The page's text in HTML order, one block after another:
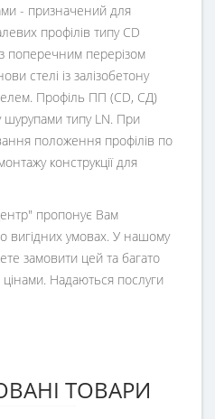
- призначений для
профілів типу CD
поперечним перерізом
стелі із залізобетону
Профіль ПП (CD, СД)
шурупами типу LN. При
положення профілів по
конструкції для
пропонує Вам
вигідних умовах. У нашому
замовити цей та багато
Надаються послуги
ТОВАРИ